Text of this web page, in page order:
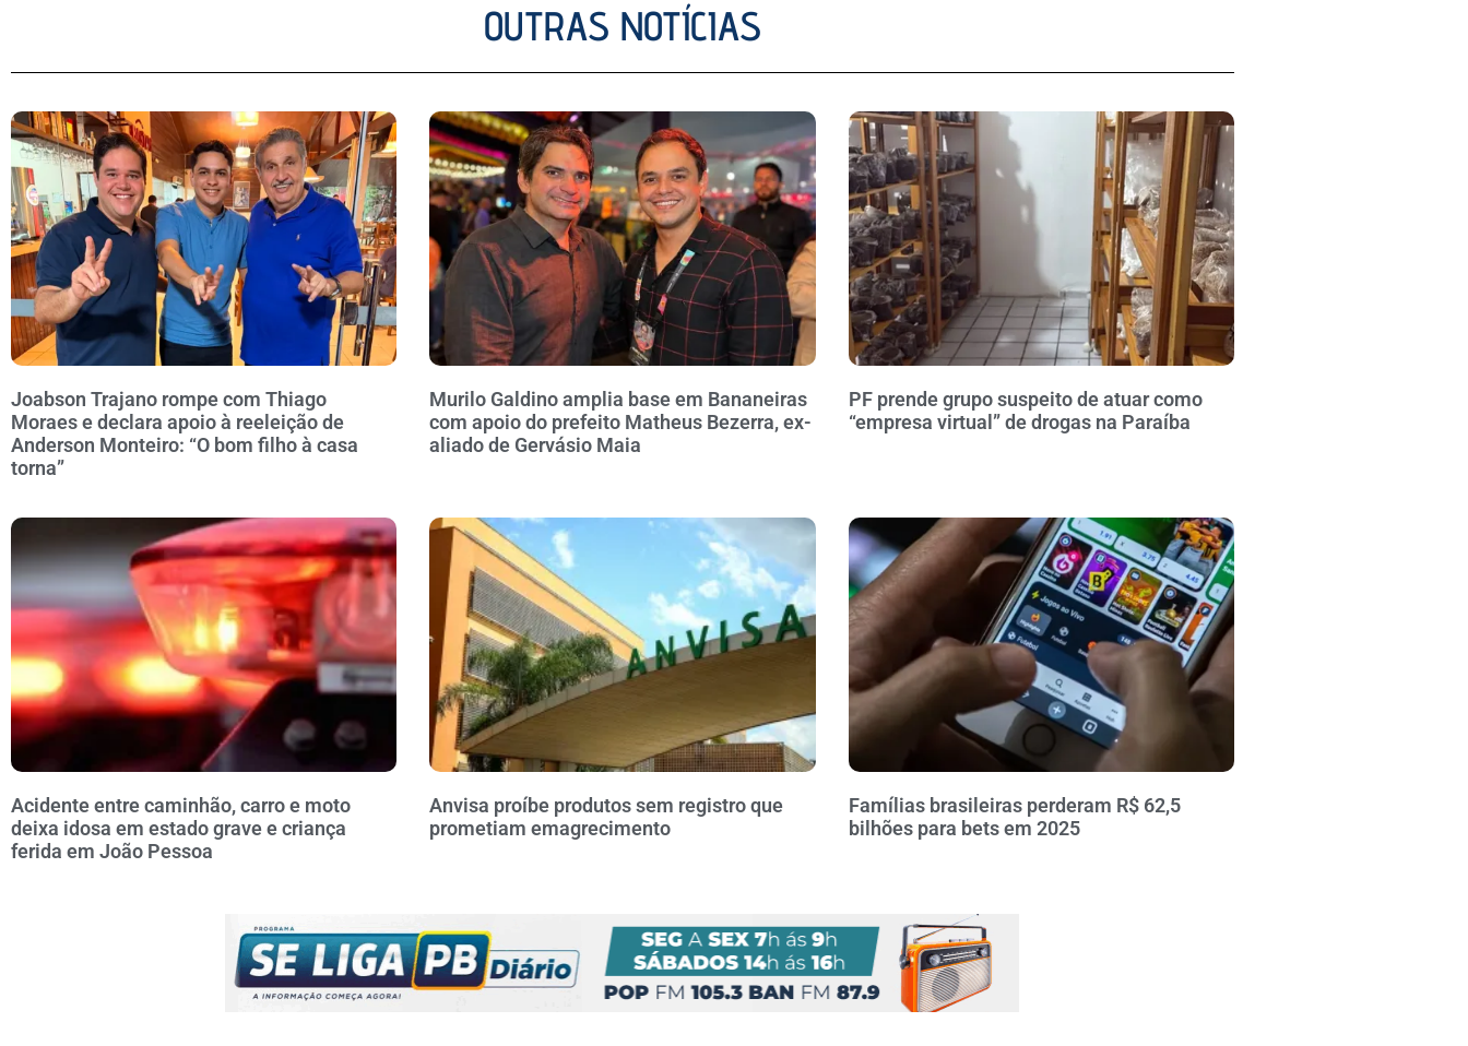
OUTRAS NOTÍCIAS
Joabson Trajano rompe com Thiago
Moraes e declara apoio à reeleição de
Anderson Monteiro: “O bom filho à casa
torna”
Murilo Galdino amplia base em Bananeiras
com apoio do prefeito Matheus Bezerra, ex-
aliado de Gervásio Maia
PF prende grupo suspeito de atuar como
“empresa virtual” de drogas na Paraíba
Acidente entre caminhão, carro e moto
deixa idosa em estado grave e criança
ferida em João Pessoa
Anvisa proíbe produtos sem registro que
prometiam emagrecimento
Famílias brasileiras perderam R$ 62,5
bilhões para bets em 2025